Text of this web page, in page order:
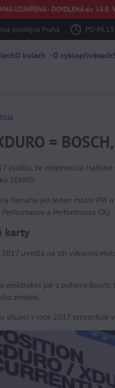
UZAVŘENA - DOVOLENÁ do
prodejna Praha PO-PÁ
O kolech O cyklopřívěsech
=
platilo, že elektrokola Haibike
SDURO
Yamaha jen jeden motor
a Performance CX).
karty
2017 uvedla na trh výkonný
elektrokol jak s pohony
zmatek.
situaci v roce 2017 prezentuje